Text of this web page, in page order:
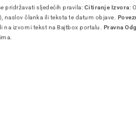
pridržavati sljedećih pravila: Citiranje Izvora:
članka ili teksta te datum objave.
na izvorni tekst na Bajtbox portalu. Pravna